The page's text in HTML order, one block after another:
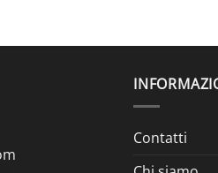
Contatti